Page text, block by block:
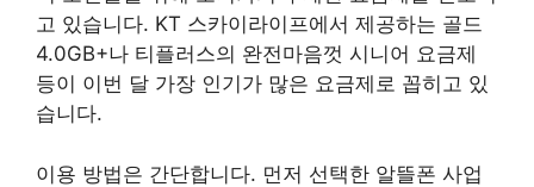
고 있습니다. KT 스카이라이프에서 제공하는 골드
4.0GB+나 티플러스의 완전마음껏 시니어 요금제
등이 이번 달 가장 인기가 많은 요금제로 꼽히고 있
습니다.
이용 방법은 간단합니다. 먼저 선택한 알뜰폰 사업